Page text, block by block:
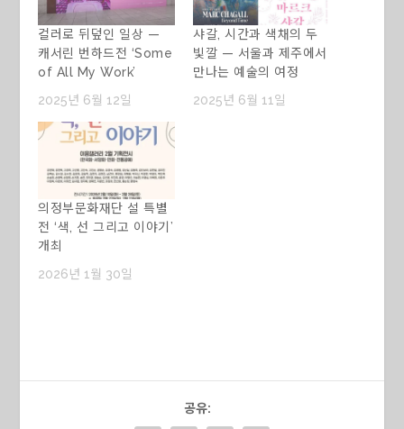
컬러로 뒤덮인 일상 —
캐서린 번하드전 ‘Some
of All My Work’
2025년 6월 12일
샤갈, 시간과 색채의 두
빛깔 — 서울과 제주에서
만나는 예술의 여정
2025년 6월 11일
의정부문화재단 설 특별
전 ‘색, 선 그리고 이야기’
개최
2026년 1월 30일
공유: